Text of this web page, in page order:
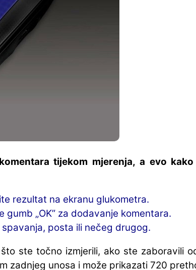
tijekom mjerenja, a evo
rezultat na ekranu glukometra.
„OK” za dodavanje komentara.
posta ili nečeg drugog.
ste točno izmjerili, ako ste zaboravili
zadnjeg unosa i može prikazati 720